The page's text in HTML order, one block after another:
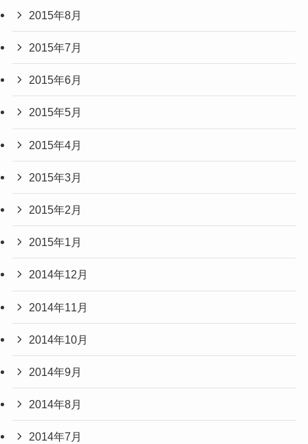
2015年8月
2015年7月
2015年6月
2015年5月
2015年4月
2015年3月
2015年2月
2015年1月
2014年12月
2014年11月
2014年10月
2014年9月
2014年8月
2014年7月